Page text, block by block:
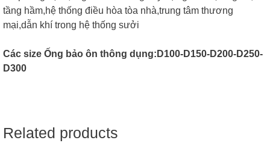
tầng hầm,hệ thống điều hòa tòa nhà,trung tâm thương
mại,dẫn khí trong hệ thống sưởi
Các size Ống bảo ôn thông dụng:D100-D150-D200-D250-
D300
Related products